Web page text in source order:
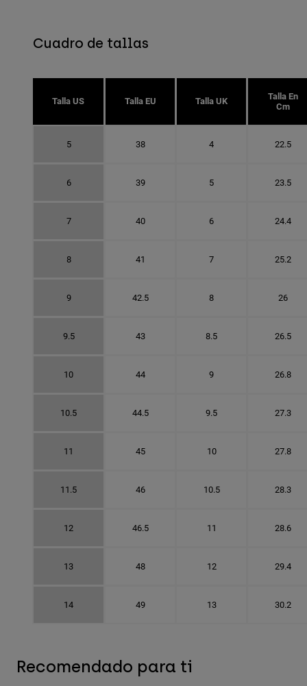
Cuadro de tallas
Talla US Talla EU Talla UK
Talla En
Cm
5 38 4 22.5
6 39 5 23.5
7 40 6 24.4
8 41 7 25.2
9 42.5 8 26
9.5 43 8.5 26.5
10 44 9 26.8
10.5 44.5 9.5 27.3
11 45 10 27.8
11.5 46 10.5 28.3
12 46.5 11 28.6
13 48 12 29.4
14 49 13 30.2
Recomendado para ti